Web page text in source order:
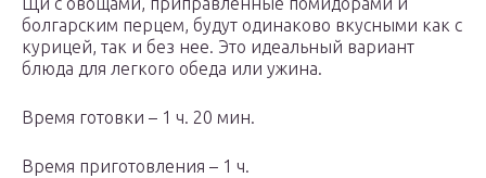
болгарским перцем, будут одинаково вкусными как с
курицей, так и без нее. Это идеальный вариант
блюда для легкого обеда или ужина.
Время готовки – 1 ч. 20 мин.
Время приготовления – 1 ч.